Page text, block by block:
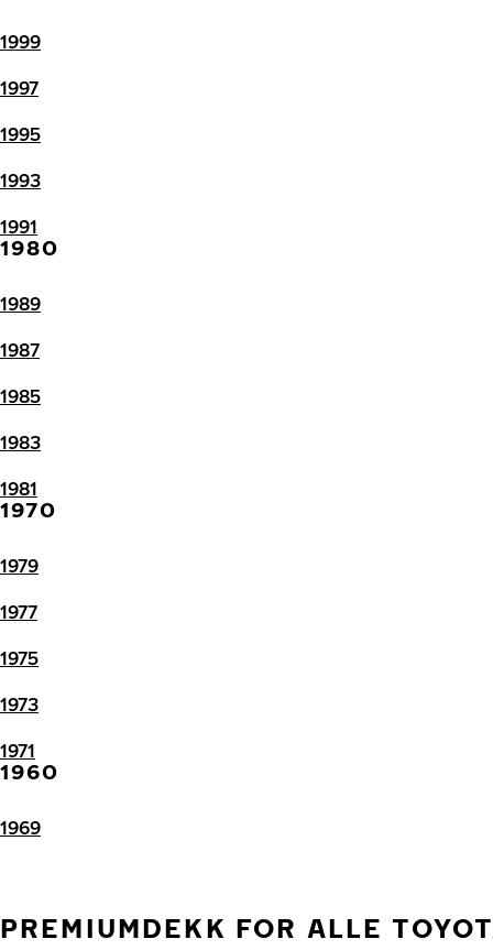
1999
1997
1995
1993
1991
1980
1989
1987
1985
1983
1981
1970
1979
1977
1975
1973
1971
1960
1969
PREMIUMDEKK FOR ALLE